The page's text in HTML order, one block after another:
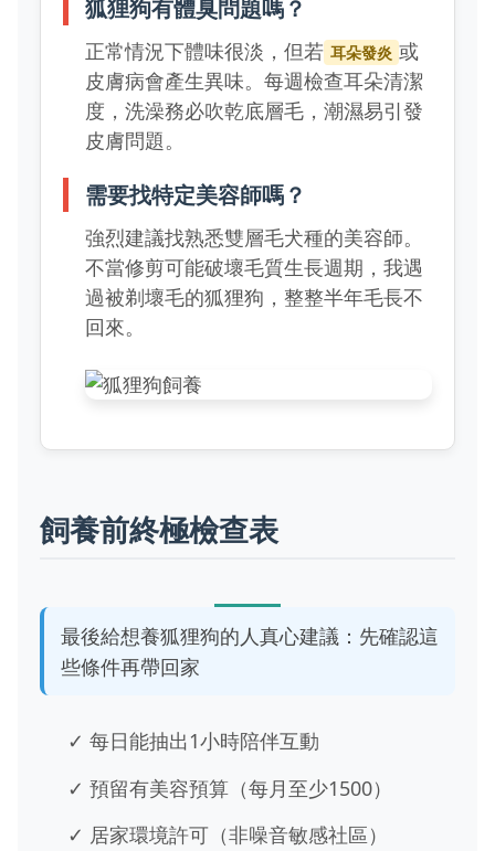
狐狸狗有體臭問題嗎？
正常情況下體味很淡，但若 耳朵發炎 或
皮膚病會產生異味。每週檢查耳朵清潔
度，洗澡務必吹乾底層毛，潮濕易引發
皮膚問題。
需要找特定美容師嗎？
強烈建議找熟悉雙層毛犬種的美容師。
不當修剪可能破壞毛質生長週期，我遇
過被剃壞毛的狐狸狗，整整半年毛長不
回來。
飼養前終極檢查表
最後給想養狐狸狗的人真心建議：先確認這
些條件再帶回家
✓ 每日能抽出1小時陪伴互動
✓ 預留有美容預算（每月至少1500）
✓ 居家環境許可（非噪音敏感社區）